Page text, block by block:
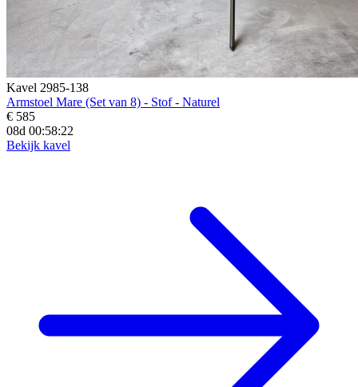
Kavel 2985-138
Armstoel Mare (Set van 8) - Stof - Naturel
€ 585
08d 00:58:20
Bekijk kavel